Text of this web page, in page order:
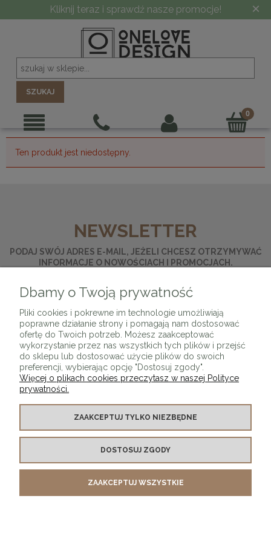
Kliknij teraz i sprawdź nasze promocje! ×
SZUKAJ
Ten produkt jest niedostępny.
NEWSLETTER
PODAJ SWÓJ ADRES E-MAIL, JEŻELI CHCESZ OTRZYMYWAĆ
INFORMACJE O NOWOŚCIACH I PROMOCJACH.
KONTAKT Z NAMI
MOJE KONTO
Dbamy o Twoją prywatność
Pliki cookies i pokrewne im technologie umożliwiają
poprawne działanie strony i pomagają nam dostosować
ofertę do Twoich potrzeb. Możesz zaakceptować
wykorzystanie przez nas wszystkich tych plików i przejść
do sklepu lub dostosować użycie plików do swoich
preferencji, wybierając opcję "Dostosuj zgody".
Więcej o plikach cookies przeczytasz w naszej Polityce
prywatności.
ZAAKCEPTUJ TYLKO NIEZBĘDNE
DOSTOSUJ ZGODY
ZAAKCEPTUJ WSZYSTKIE